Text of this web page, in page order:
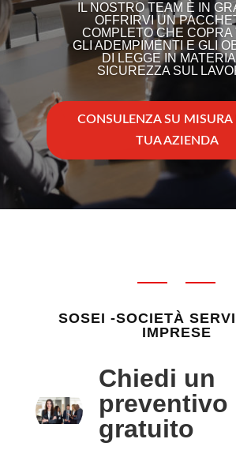
IL NOSTRO TEAM È IN
OFFRIRVI UN
COMPLETO CHE COPRA
GLI ADEMPIMENTI E GLI
DI LEGGE IN
SICUREZZA SUL
CONSULENZA SU MISURA
TUA AZIENDA
SOSEI -SOCIETÀ
IMPRESE
Chiedi un
preventivo
gratuito